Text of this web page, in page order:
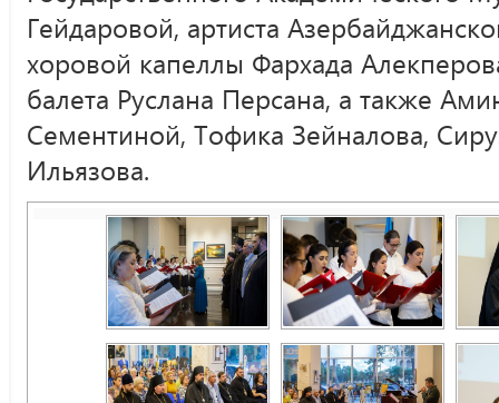
Гейдаровой, артиста
хоровой капеллы Фархада
балета Руслана Персана, а также
Сементиной, Тофика Зейналова,
Ильязова.